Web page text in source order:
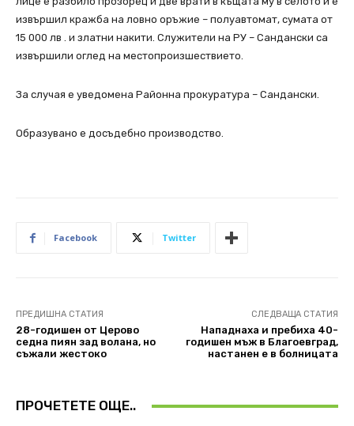
извършил кражба на ловно оръжие – полуавтомат, сумата от
15 000 лв . и златни накити. Служители на РУ – Сандански са
извършили оглед на местопроизшествието.
За случая е уведомена Рaйонна прокуратура – Сандански.
Образувано е досъдебно производство.
Facebook Twitter
ПРЕДИШНА СТАТИЯ
28-годишен от Церово
седна пиян зад волана, но
съжали жестоко
СЛЕДВАЩА СТАТИЯ
Нападнаха и пребиха 40-
годишен мъж в Благоевград,
настанен е в болницата
ПРОЧЕТЕТЕ ОЩЕ..